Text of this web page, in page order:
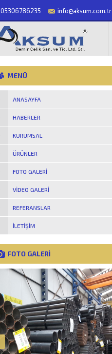
05306786235 info@aksum.com.tr
MENÜ
ANASAYFA
HABERLER
KURUMSAL
ÜRÜNLER
FOTO GALERI
VIDEO GALERI
REFERANSLAR
İLETIŞIM
FOTO GALERİ